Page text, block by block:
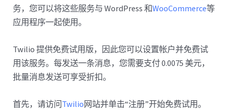
务，您可以将这些服务与 WordPress 和WooCommerce等
应用程序一起使用。
Twilio 提供免费试用版，因此您可以设置帐户并免费试
用该服务。每发送一条消息，您需要支付 0.0075 美元，
批量消息发送可享受折扣。
首先，请访问Twilio网站并单击“注册”开始免费试用。